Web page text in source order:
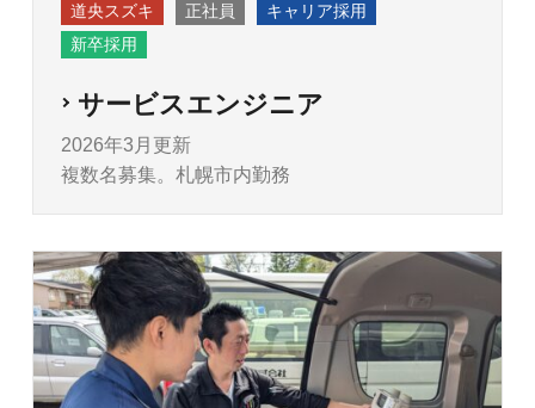
道央スズキ 正社員
キャリア採用
新卒採用
サービスエンジニア
2026年3月更新
複数名募集。札幌市内勤務